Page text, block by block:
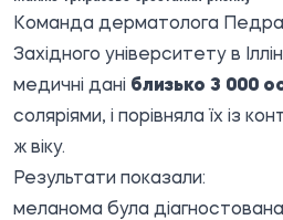
Команда дерматолога
Західного університету в
медичні дані близько 3 000
соляріями, і порівняла їх із
ж віку.
Результати показали:
меланома була